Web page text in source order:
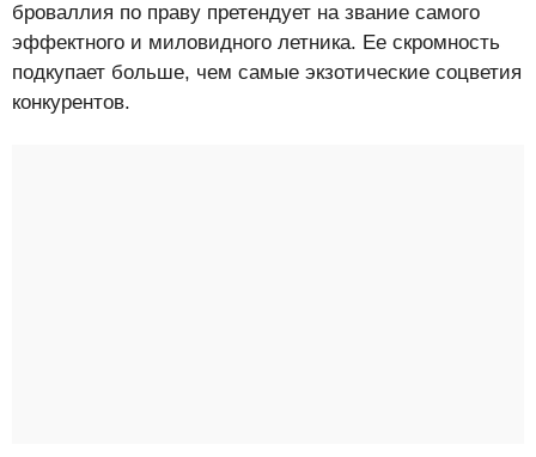
броваллия по праву претендует на звание самого
эффектного и миловидного летника. Ее скромность
подкупает больше, чем самые экзотические соцветия
конкурентов.